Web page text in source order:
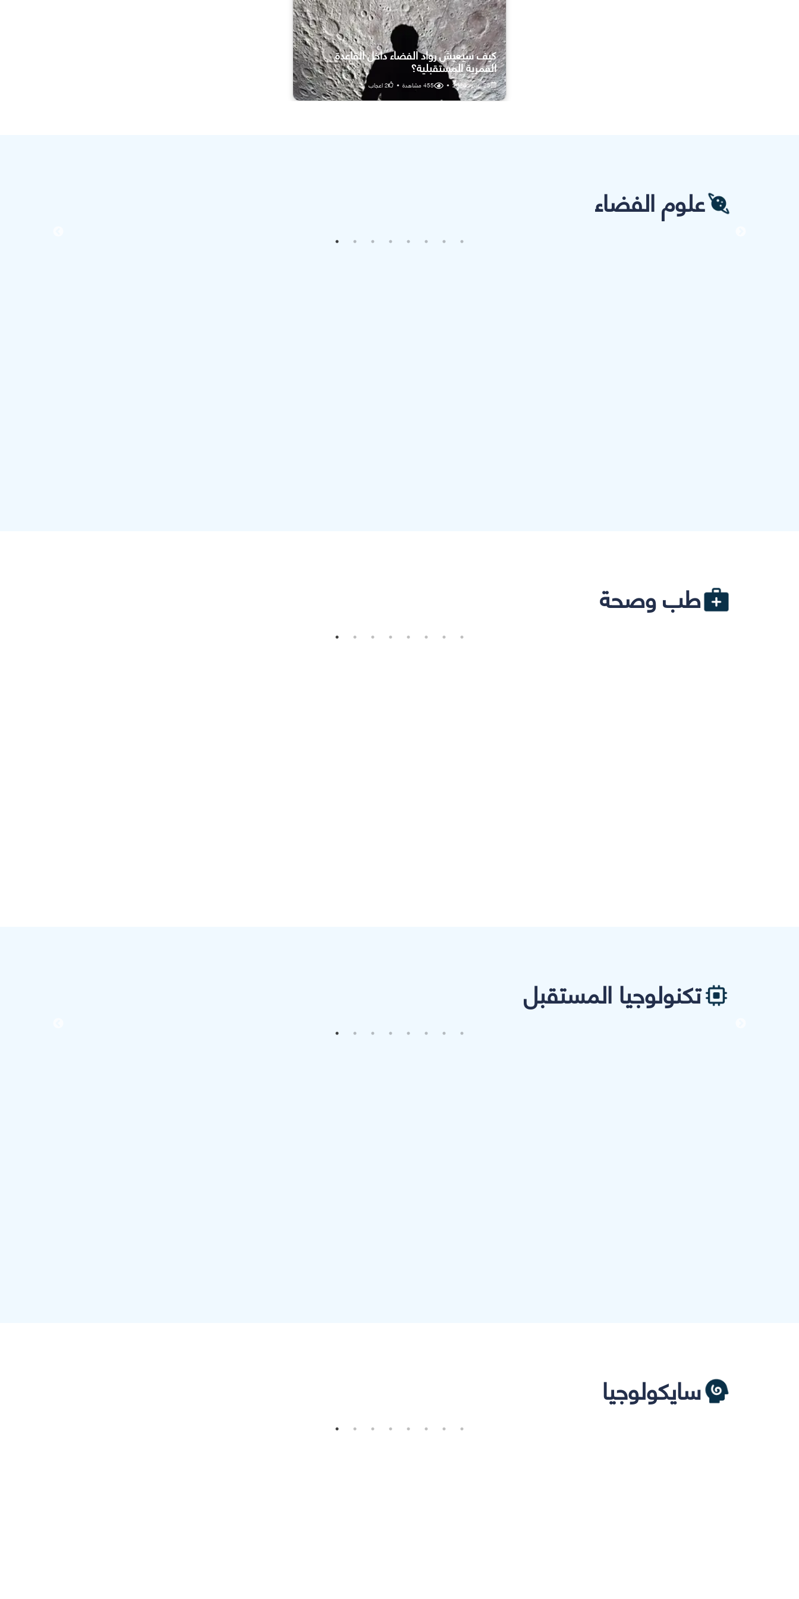
كيف سيعيش رواد الفضاء داخل القاعدة
القمرية المستقبلية؟
25 يوليو، 2026 •
455مشاهدة •
2اعجاب
علوم الفضاء
طب وصحة
تكنولوجيا المستقبل
سايكولوجيا